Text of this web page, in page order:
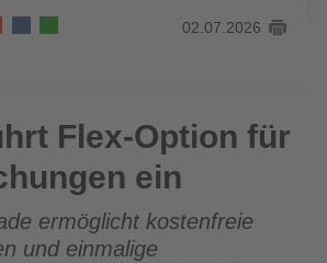
02.07.2026
für Hotelbuchungen ein
Flex-Option für
ein
ermöglicht kostenfreie
und einmalige